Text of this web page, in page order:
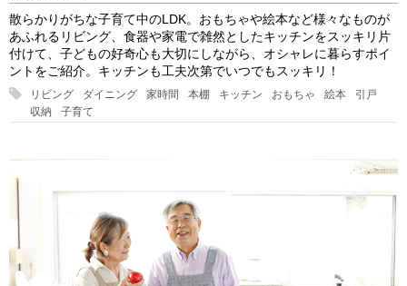
散らかりがちな子育て中のLDK。おもちゃや絵本など様々なものが
あふれるリビング、食器や家電で雑然としたキッチンをスッキリ片
付けて、子どもの好奇心も大切にしながら、オシャレに暮らすポイ
ントをご紹介。キッチンも工夫次第でいつでもスッキリ！
リビング ダイニング 家時間 本棚 キッチン おもちゃ 絵本
引戸
収納
子育て